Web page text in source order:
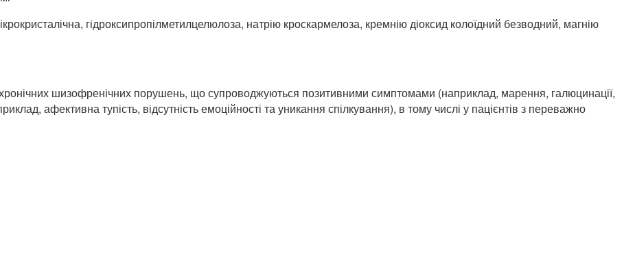
гідроксипропілметилцелюлоза, натрію кроскармелоза, кремнію діоксид колоїдний безводний, магнію
шизофренічних порушень, що супроводжуються позитивними симптомами (наприклад, марення, галюцинації,
афективна тупість, відсутність емоційності та уникання спілкування), в тому числі у пацієнтів з переважно